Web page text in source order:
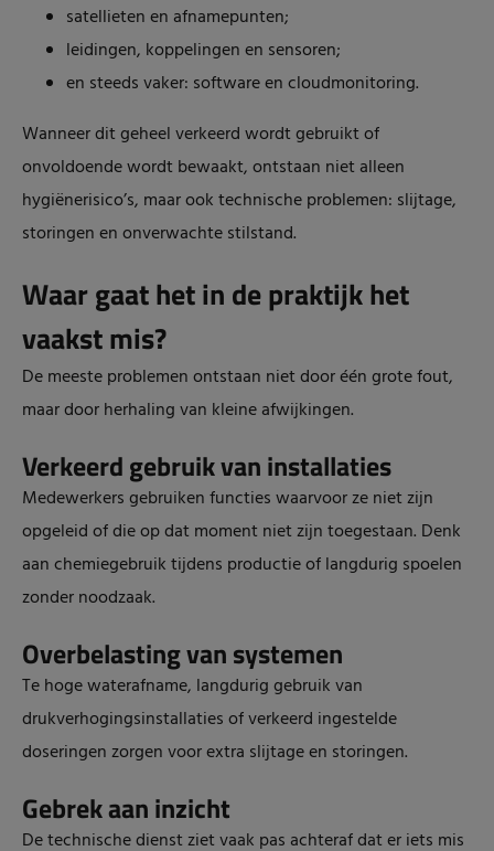
satellieten en afnamepunten;
leidingen, koppelingen en sensoren;
en steeds vaker: software en cloudmonitoring.
Wanneer dit geheel verkeerd wordt gebruikt of
onvoldoende wordt bewaakt, ontstaan niet alleen
hygiënerisico’s, maar ook technische problemen: slijtage,
storingen en onverwachte stilstand.
Waar gaat het in de praktijk het
vaakst mis?
De meeste problemen ontstaan niet door één grote fout,
maar door herhaling van kleine afwijkingen.
Verkeerd gebruik van installaties
Medewerkers gebruiken functies waarvoor ze niet zijn
opgeleid of die op dat moment niet zijn toegestaan. Denk
aan chemiegebruik tijdens productie of langdurig spoelen
zonder noodzaak.
Overbelasting van systemen
Te hoge waterafname, langdurig gebruik van
drukverhogingsinstallaties of verkeerd ingestelde
doseringen zorgen voor extra slijtage en storingen.
Gebrek aan inzicht
De technische dienst ziet vaak pas achteraf dat er iets mis